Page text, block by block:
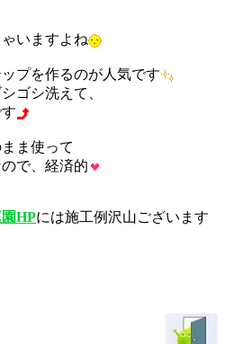
いますよね
プを作るのが人気です
ゴシ洗えて、
ま使って
で、経済的
HPには施工例沢山ございます